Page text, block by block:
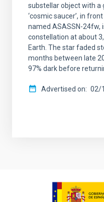
substellar object with a
‘cosmic saucer’, in
named ASASSN-24fw,
constellation at about
Earth. The star faded
months between late
97% dark before
Advertised on 02/